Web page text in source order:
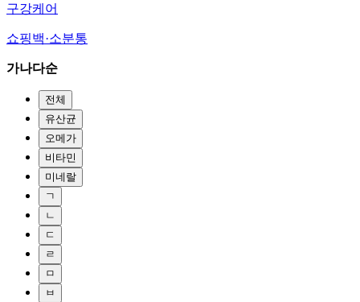
구강케어
쇼핑백·소분통
가나다순
전체
유산균
오메가
비타민
미네랄
ㄱ
ㄴ
ㄷ
ㄹ
ㅁ
ㅂ